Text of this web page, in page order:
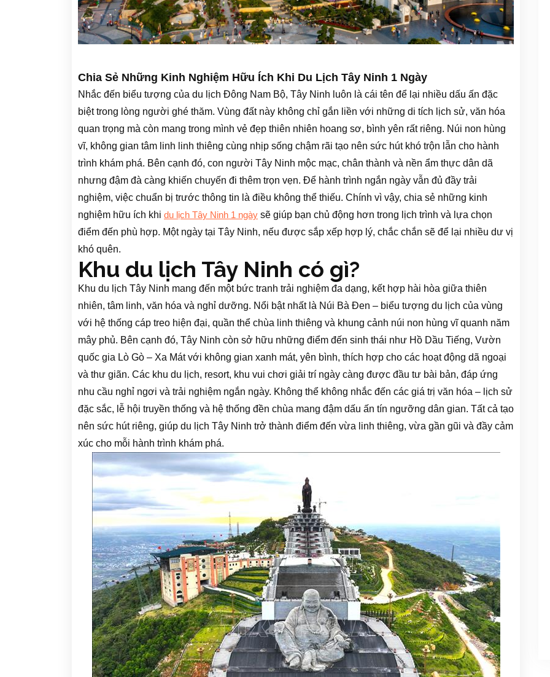
Chia Sẻ Những Kinh Nghiệm Hữu Ích Khi Du Lịch Tây Ninh 1 Ngày
Nhắc đến biểu tượng của du lịch Đông Nam Bộ, Tây Ninh luôn là cái tên để lại nhiều dấu ấn đặc
biệt trong lòng người ghé thăm. Vùng đất này không chỉ gắn liền với những di tích lịch sử, văn hóa
quan trọng mà còn mang trong mình vẻ đẹp thiên nhiên hoang sơ, bình yên rất riêng. Núi non hùng
vĩ, không gian tâm linh linh thiêng cùng nhịp sống chậm rãi tạo nên sức hút khó trộn lẫn cho hành
trình khám phá. Bên cạnh đó, con người Tây Ninh mộc mạc, chân thành và nền ẩm thực dân dã
nhưng đậm đà càng khiến chuyến đi thêm trọn vẹn. Để hành trình ngắn ngày vẫn đủ đầy trải
nghiệm, việc chuẩn bị trước thông tin là điều không thể thiếu. Chính vì vậy, chia sẻ những kinh
nghiệm hữu ích khi du lịch Tây Ninh 1 ngày sẽ giúp bạn chủ động hơn trong lịch trình và lựa chọn
điểm đến phù hợp. Một ngày tại Tây Ninh, nếu được sắp xếp hợp lý, chắc chắn sẽ để lại nhiều dư vị
khó quên.
Khu du lịch Tây Ninh có gì?
Khu du lịch Tây Ninh mang đến một bức tranh trải nghiệm đa dạng, kết hợp hài hòa giữa thiên
nhiên, tâm linh, văn hóa và nghỉ dưỡng. Nổi bật nhất là Núi Bà Đen – biểu tượng du lịch của vùng
với hệ thống cáp treo hiện đại, quần thể chùa linh thiêng và khung cảnh núi non hùng vĩ quanh năm
mây phủ. Bên cạnh đó, Tây Ninh còn sở hữu những điểm đến sinh thái như Hồ Dầu Tiếng, Vườn
quốc gia Lò Gò – Xa Mát với không gian xanh mát, yên bình, thích hợp cho các hoạt động dã ngoại
và thư giãn. Các khu du lịch, resort, khu vui chơi giải trí ngày càng được đầu tư bài bản, đáp ứng
nhu cầu nghỉ ngơi và trải nghiệm ngắn ngày. Không thể không nhắc đến các giá trị văn hóa – lịch sử
đặc sắc, lễ hội truyền thống và hệ thống đền chùa mang đậm dấu ấn tín ngưỡng dân gian. Tất cả tạo
nên sức hút riêng, giúp du lịch Tây Ninh trở thành điểm đến vừa linh thiêng, vừa gần gũi và đầy cảm
xúc cho mỗi hành trình khám phá.